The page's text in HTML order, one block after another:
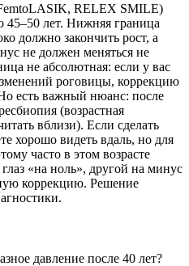
RELEX SMILE)
45–50 лет. Нижняя граница
должно закончить рост, а
не должен меняться не
не абсолютная: если у вас
роговицы, коррекцию
есть важный нюанс: после
(возрастная
вблизи). Если сделать
хорошо видеть вдаль, но для
часто в этом возрасте
«на ноль», другой на минус
коррекцию. Решение
давление после 40 лет?